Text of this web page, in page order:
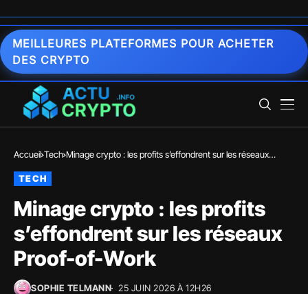
MEILLEURES PLATEFORMES POUR ACHETER
DES CRYPTO
Accueil Tech Minage crypto : les profits s’effondrent sur les réseaux
TECH
Minage crypto : les profits
s’effondrent sur les réseaux
Proof-of-Work
SOPHIE TELMANN
25 JUIN 2026 À 12H26